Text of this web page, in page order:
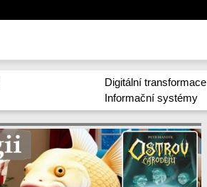
Digitální transformace
Informační systémy